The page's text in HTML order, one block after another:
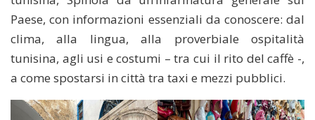
Paese, con informazioni essenziali da conoscere: dal
clima, alla lingua, alla proverbiale ospitalità
tunisina, agli usi e costumi – tra cui il rito del caffè -,
a come spostarsi in città tra taxi e mezzi pubblici.